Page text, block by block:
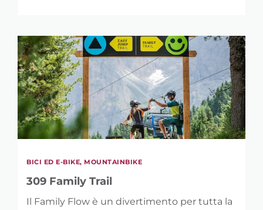
BICI ED E-BIKE, MOUNTAINBIKE
309 Family Trail
Il Family Flow è un divertimento per tutta la